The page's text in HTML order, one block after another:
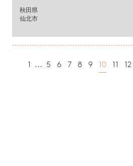
秋田県
仙北市
1 ... 5 6 7 8 9 10 11 12